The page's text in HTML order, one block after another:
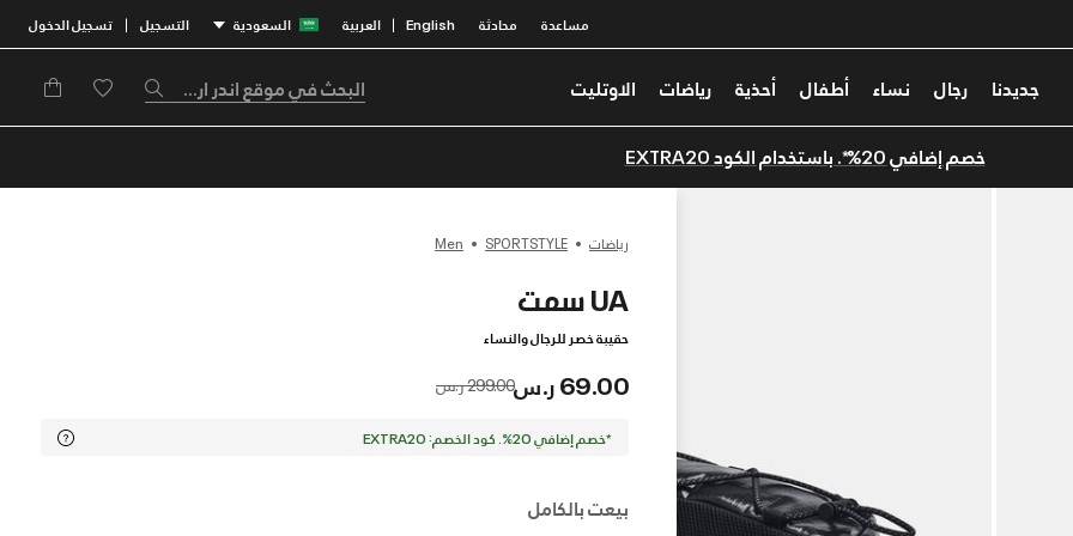
مساعدة محادثة English
| العربية السعودية التسجيل | تسجيل الدخول
جديدنا رجال نساء أطفال أحذية رياضات الاوتليت
خصم إضافي 20%*. باستخدام الكود EXTRA20
رياضات SPORTSTYLE
Men
UA سمت
حقيبة خصر للرجال والنساء
69.00 ر.س Price reduced from
299.00 ر.س to
*خصم إضافي 20%. كود الخصم: EXTRA20
بيعت بالكامل